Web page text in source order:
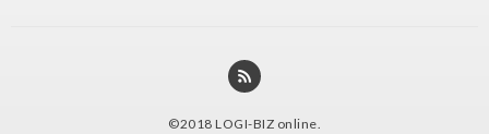
©2018 LOGI-BIZ online